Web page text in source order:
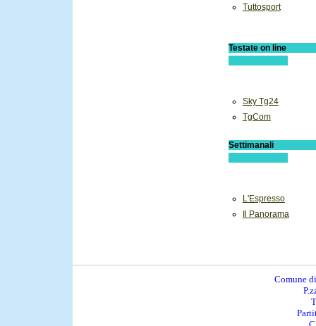
Tuttosport
Sky Tg24
TgCom
L'Espresso
Il Panorama
Comune